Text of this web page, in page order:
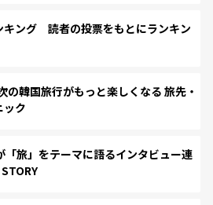
キング 読者の投票をもとにランキン
韓国旅行がもっと楽しくなる 旅先・
ック
「旅」をテーマに語るインタビュー連